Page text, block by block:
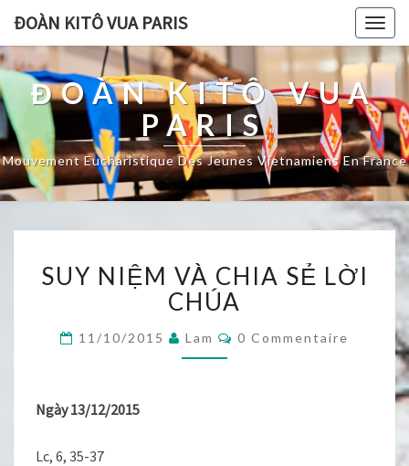
ĐOÀN KITÔ VUA PARIS
ĐOÀN KITÔ VUA
PARIS
Mouvement Eucharistique Des Jeunes Vietnamiens En France
NIỆM
VÀ
CHIA
SẺ
LỜI
SUY NIỆM VÀ CHIA SẺ LỜI
CHÚA
11/10/2015 Lam Commentaires
0 Commentaire
Ngày 13/12/2015
Lc, 6, 35-37